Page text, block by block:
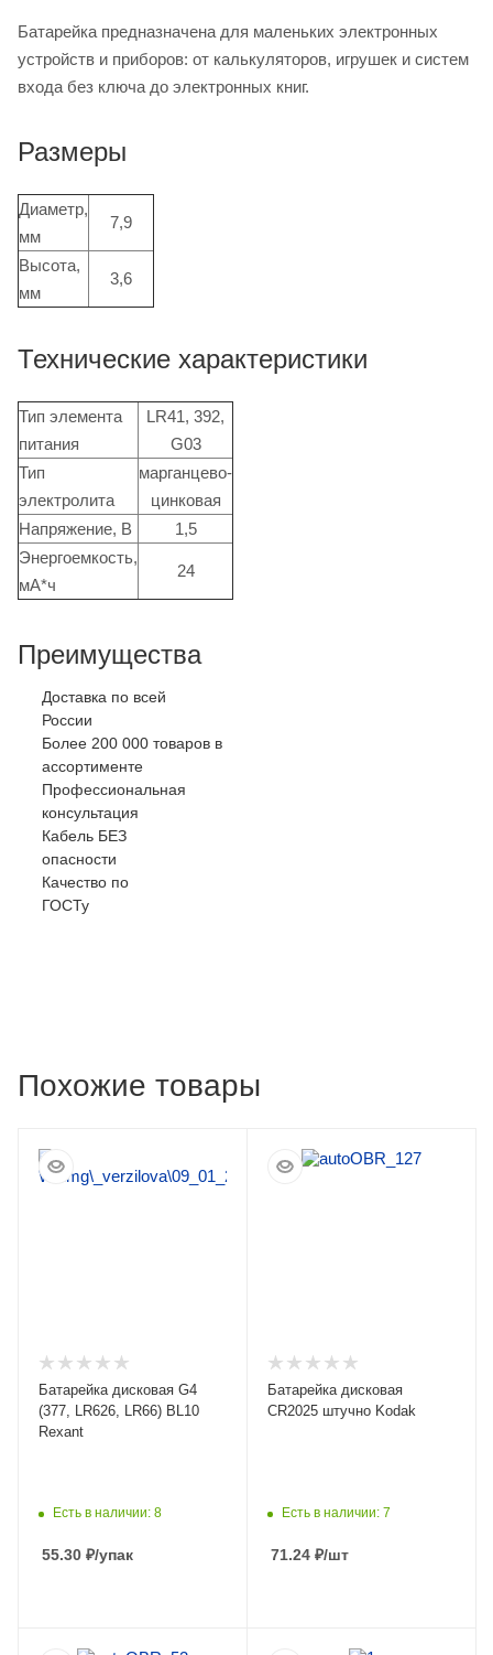
Батарейка предназначена для маленьких электронных
устройств и приборов: от калькуляторов, игрушек и систем
входа без ключа до электронных книг.
Размеры
Диаметр,
мм
7,9
Высота,
мм
3,6
Технические характеристики
Тип элемента
питания
LR41, 392,
G03
Тип
электролита
марганцево-
цинковая
Напряжение, В
1,5
Энергоемкость,
мА*ч
24
Преимущества
Доставка по всей
России
Более 200 000 товаров в
ассортименте
Профессиональная
консультация
Кабель БЕЗ
опасности
Качество по
ГОСТу
Похожие товары
Батарейка дисковая G4
(377, LR626, LR66) BL10
Rexant
Есть в наличии: 8
55.30 ₽/упак
Батарейка дисковая
CR2025 штучно Kodak
Есть в наличии: 7
71.24 ₽/шт